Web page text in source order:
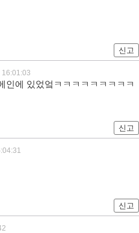
신고
인에 있었엌ㅋㅋㅋㅋㅋㅋㅋㅋㅋ
신고
신고